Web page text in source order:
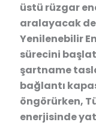
üstü rüzgar
aralayacak
Yenilenebilir
sürecini
şartname
bağlantı
öngörürken,
enerjisinde